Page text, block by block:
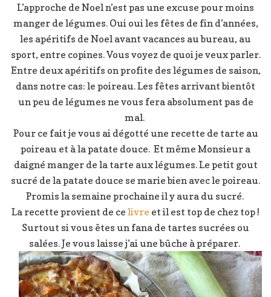
patate
douce
L’approche de Noel n’est pas une excuse pour moins
manger de légumes. Oui oui les fêtes de fin d’années,
les apéritifs de Noel avant vacances au bureau, au
sport, entre copines. Vous voyez de quoi je veux parler.
Entre deux apéritifs on profite des légumes de saison,
dans notre cas: le poireau. Les fêtes arrivant bientôt
un peu de légumes ne vous fera absolument pas de
mal.
Pour ce fait je vous ai dégotté une recette de tarte au
poireau et à la patate douce. Et même Monsieur a
daigné manger de la tarte aux légumes. Le petit gout
sucré de la patate douce se marie bien avec le poireau.
Promis la semaine prochaine il y aura du sucré.
La recette provient de ce livre et il est top de chez top !
Surtout si vous êtes un fana de tartes sucrées ou
salées. Je vous laisse j’ai une bûche à préparer.